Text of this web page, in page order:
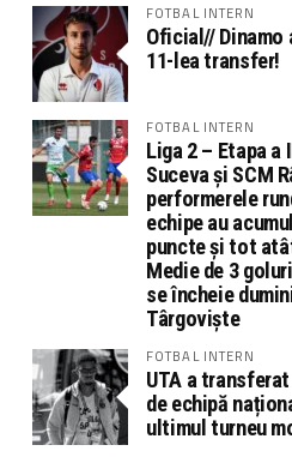
FOTBAL INTERN
Oficial//
11-lea transfer!
FOTBAL INTERN
Liga 2 – Etapa a
Suceva și SCM
performerele
echipe au
puncte și tot
Medie de 3
se încheie
Târgoviște
FOTBAL INTERN
UTA a
de echipă
ultimul turneu